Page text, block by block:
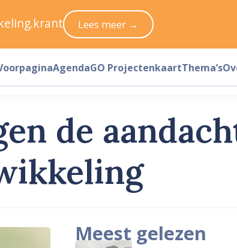
de
Meest gelezen
Lees meer →
AgendaGO ProjectenkaartThema’s